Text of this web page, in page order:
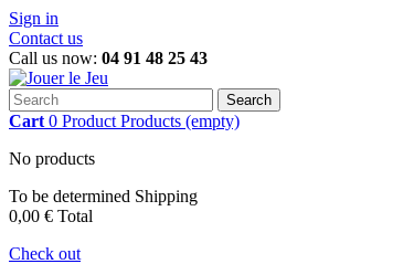
Sign in
Contact us
Call us now: 04 91 48 25 43
Search
Cart 0 Product Products (empty)
No products
To be determined Shipping
0,00 € Total
Check out